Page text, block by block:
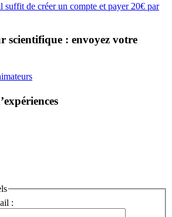
suffit de créer un compte et payer 20€ par
scientifique : envoyez votre
: